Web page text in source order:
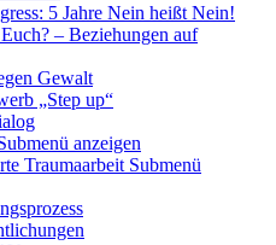
5 Jahre Nein heißt Nein!
– Beziehungen auf
Gewalt
„Step up“
anzeigen
Traumaarbeit Submenü